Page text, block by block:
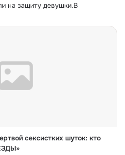
на защиту девушки.В
сексистких шуток: кто